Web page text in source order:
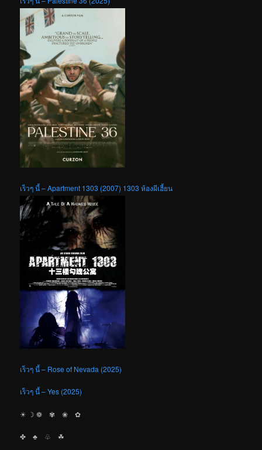
เร็วๆ นี้ – Apartment 1303 (2007) 1303 ห้องผีเฮี้ยน
เร็วๆ นี้ – Rose of Nevada (2025)
เร็วๆ นี้ – Yes (2025)
☀︎ ☽ ❁ ✾ ❀ ✿
✤ ♣︎ ♧ ☘︎